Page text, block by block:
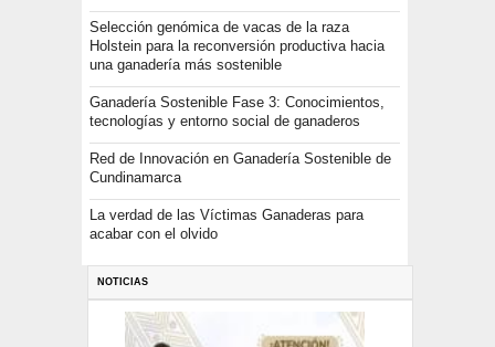
Selección genómica de vacas de la raza
Holstein para la reconversión productiva hacia
una ganadería más sostenible
Ganadería Sostenible Fase 3: Conocimientos,
tecnologías y entorno social de ganaderos
Red de Innovación en Ganadería Sostenible de
Cundinamarca
La verdad de las Víctimas Ganaderas para
acabar con el olvido
NOTICIAS